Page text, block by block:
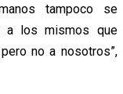
tampoco se
a los mismos que
no a nosotros”,